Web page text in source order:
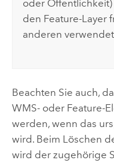
oder
den Feature-Layer
anderen
Beachten Sie auch,
WMS- oder Feature-
werden, wenn das
wird. Beim Löschen
wird der zugehörige